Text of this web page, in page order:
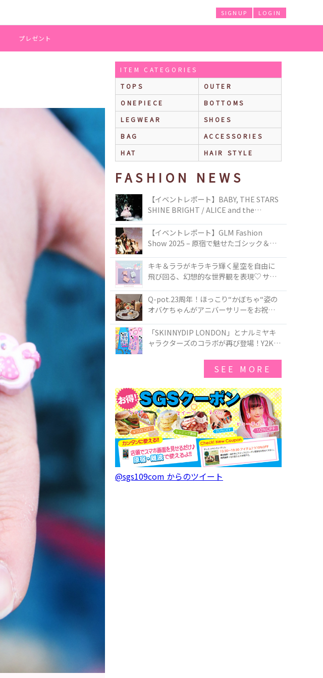
LOGIN
SIGNUP
プレゼント
ITEM CATEGORIES
TOPS
OUTER
ONEPIECE
BOTTOMS
LEGWEAR
SHOES
BAG
ACCESSORIES
HAT
HAIR STYLE
FASHION NEWS
【イベントレポート】BABY, THE STARS
SHINE BRIGHT / ALICE and the
TOKYO
【イベントレポート】GLM Fashion
Show 2025 – 原宿で魅せたゴシック＆ロ
キキ＆ララがキラキラ輝く星空を自由に
飛び回る、幻想的な世界観を表現♡ サマ
50周年アニバーサリーイヤー』を記念し
たコレクションが登場
Q-pot.23周年！ほっこり“かぼちゃ“姿の
オバケちゃんがアニバーサリーをお祝い
ー」が新発売！Q-pot CAFE.では「かぼち
ゃのオバケーキプレート」も登場
「SKINNYDIP LONDON」とナルミヤキ
ャラクターズのコラボが再び登場！Y2Kム
SEE MORE
@sgs109com からのツイート